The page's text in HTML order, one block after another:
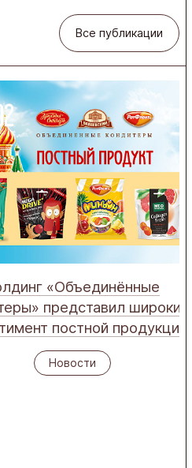
Все публикации
-2026
«Объединённые
представил широкий
постной продукции
Новости